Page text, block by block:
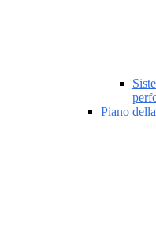
Piano